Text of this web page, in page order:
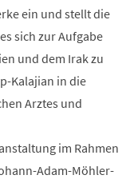
ein und stellt die
sich zur Aufgabe
und dem Irak zu
Kalajian in die
Arztes und
im Rahmen
Adam-Möhler-